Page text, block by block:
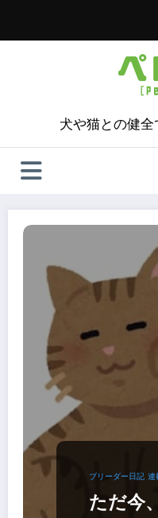
犬や猫との健
ブリーダー日記 連
ただ今